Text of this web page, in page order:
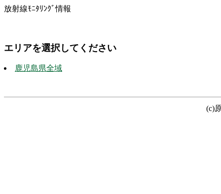
放射線ﾓﾆﾀﾘﾝｸﾞ情報
エリアを選択してください
鹿児島県全域
(c)